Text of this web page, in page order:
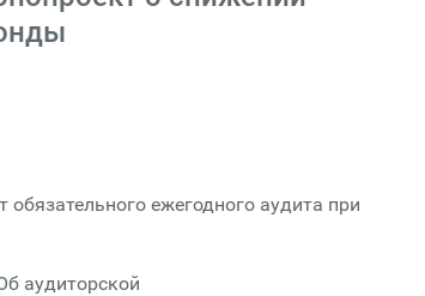
ежегодного аудита при
аудиторской